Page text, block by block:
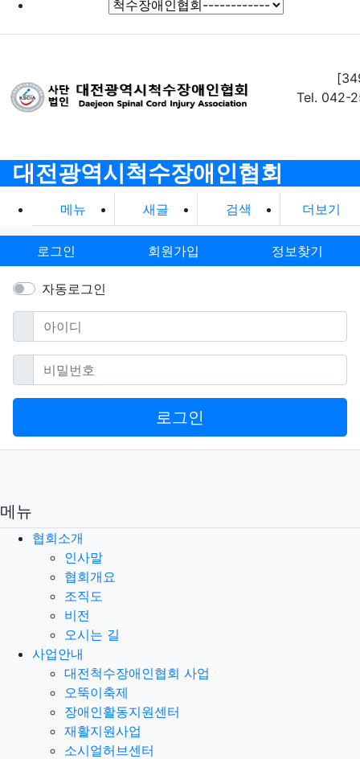
Tel. 042-
대전광역시척수장애인협회
메뉴 새글 검색 더보기
로그인 회원가입 정보찾기
자동로그인
아이디필수
비밀번호필수
로그인
메뉴
협회소개
인사말
협회개요
조직도
비전
오시는 길
사업안내
대전척수장애인협회 사업
오뚝이축제
장애인활동지원센터
재활지원사업
소시얼허브센터